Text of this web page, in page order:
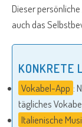
Dieser
auch das
KONKRETE
Vokabel-App :
tägliches
Italienische